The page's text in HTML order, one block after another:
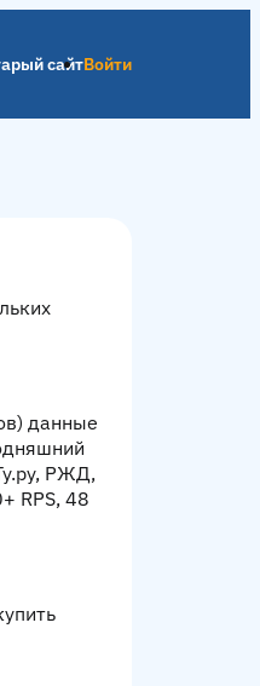
сайтВойти
данные
РЖД,
RPS, 48